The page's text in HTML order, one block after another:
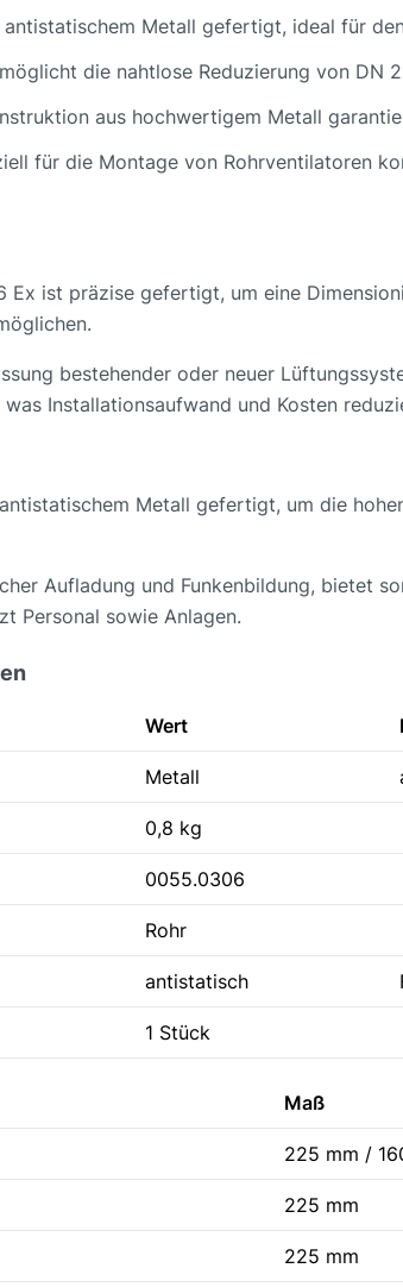
antistatischem Metall gefertigt, ideal für
die nahtlose Reduzierung von DN
aus hochwertigem Metall
für die Montage von Rohrventilatoren
Ex ist präzise gefertigt, um eine
bestehender oder neuer
Installationsaufwand und Kosten
Metall gefertigt, um die
Aufladung und Funkenbildung, bietet
Personal sowie Anlagen.
Wert
Metall
0,8 kg
0055.0306
Rohr
antistatisch
1 Stück
Maß
225 mm /
225 mm
225 mm